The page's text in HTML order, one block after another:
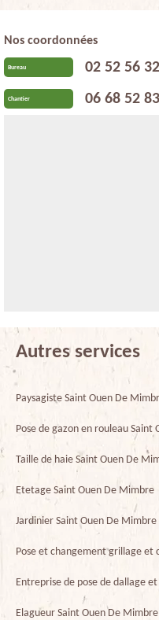
Nos coordonnées
Bureau 02 52 56
Chantier 06 68 52
Autres services
Paysagiste Saint Ouen De
Pose de gazon en rouleau Saint
Taille de haie Saint Ouen De
Etetage Saint Ouen De Mimbre
Jardinier Saint Ouen De Mimbre
Pose et changement grillage et
Entreprise de pose de dallage
Elagueur Saint Ouen De Mimbre